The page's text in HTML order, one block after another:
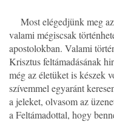
Most elégedjünk meg
valami mégiscsak
apostolokban. Valami
Krisztus feltámadásának
még az életüket is készek
szívemmel egyaránt
a jeleket, olvasom az
a Feltámadottal, hogy